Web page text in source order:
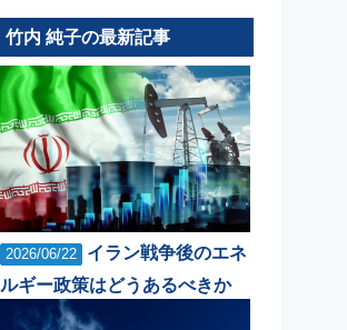
竹内 純子の最新記事
2026/06/22
イラン戦争後のエネ
ルギー政策はどうあるべきか